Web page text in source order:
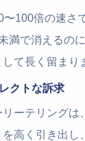
100倍の速さ
満で消えるの
て長く留まり
クトな訴求
ーテリングは
高く引き出し